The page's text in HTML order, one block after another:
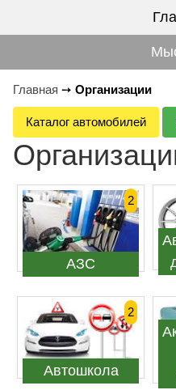
Главная ➙ Организации
Каталог автомобилей
АЗС
2
Автошкола
2